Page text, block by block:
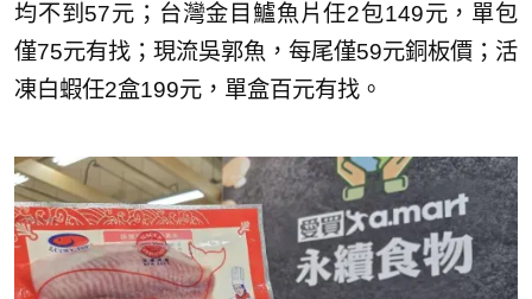
均不到57元；台灣金目鱸魚片任2包149元，單包
僅75元有找；現流吳郭魚，每尾僅59元銅板價；活
凍白蝦任2盒199元，單盒百元有找。